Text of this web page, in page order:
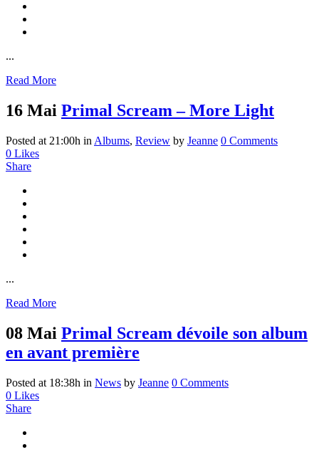
...
Read More
16 Mai Primal Scream – More Light
Posted at 21:00h in Albums, Review by Jeanne 0 Comments
0 Likes
Share
...
Read More
08 Mai Primal Scream dévoile son album
en avant première
Posted at 18:38h in News by Jeanne 0 Comments
0 Likes
Share